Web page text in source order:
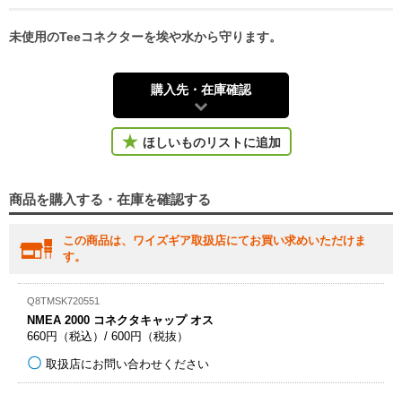
未使用のTeeコネクターを埃や水から守ります。
購入先・在庫確認
ほしいものリストに追加
商品を購入する・在庫を確認する
この商品は、ワイズギア取扱店にてお買い求めいただけま
す。
Q8TMSK720551
NMEA 2000 コネクタキャップ オス
660円（税込）/ 600円（税抜）
取扱店にお問い合わせください